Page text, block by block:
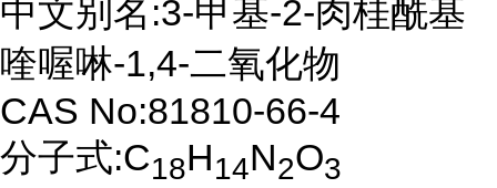
中文别名:3-甲基-2-肉桂酰基
喹喔啉-1,4-二氧化物
CAS No:81810-66-4
分子式:C18H14N2O3